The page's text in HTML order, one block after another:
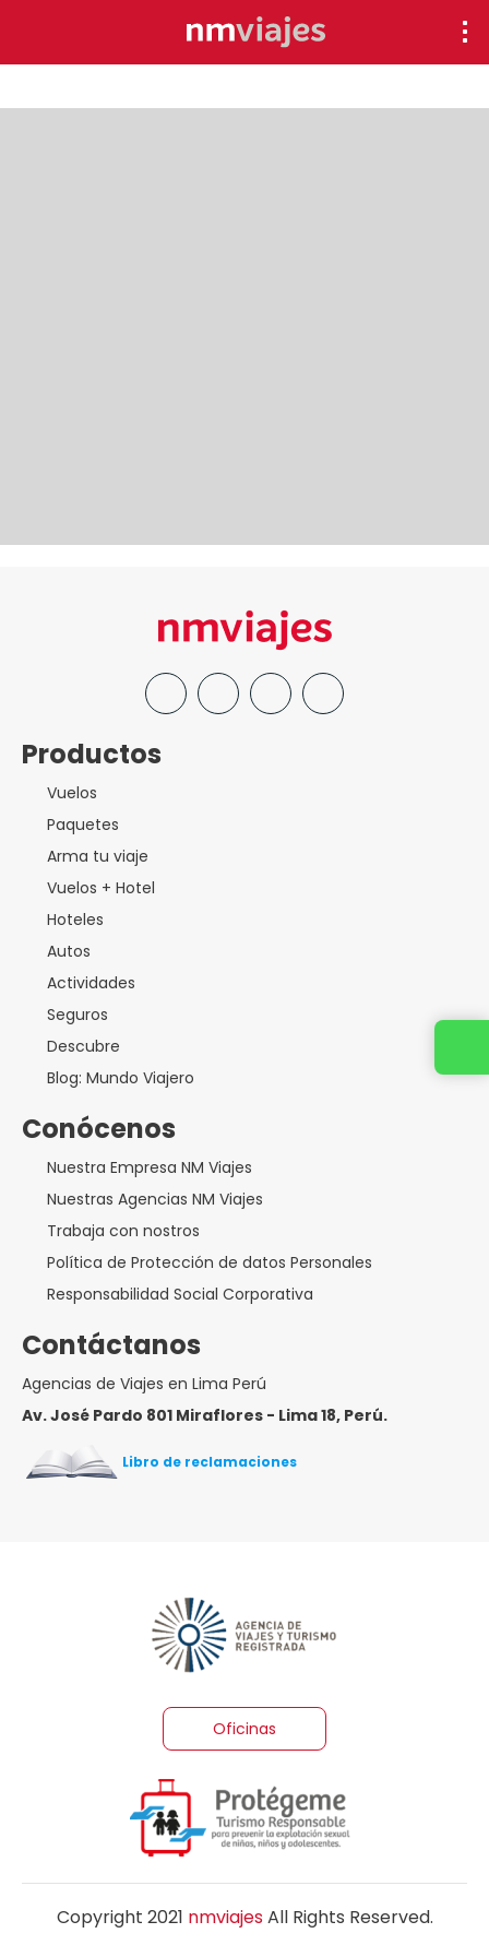
Productos
Vuelos
Paquetes
Arma tu viaje
Vuelos + Hotel
Hoteles
Autos
Actividades
Seguros
Descubre
Blog: Mundo Viajero
Conócenos
Nuestra Empresa NM Viajes
Nuestras Agencias NM Viajes
Trabaja con nostros
Política de Protección de datos Personales
Responsabilidad Social Corporativa
Contáctanos
Agencias de Viajes en Lima Perú
Av. José Pardo 801 Miraflores - Lima 18, Perú.
Libro de reclamaciones
Oficinas
Copyright 2021 nmviajesAll Rights Reserved.